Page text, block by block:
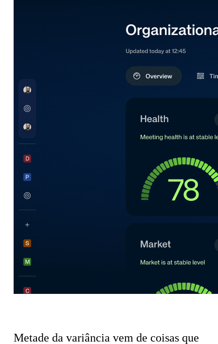
Metade da variância vem de coisas que